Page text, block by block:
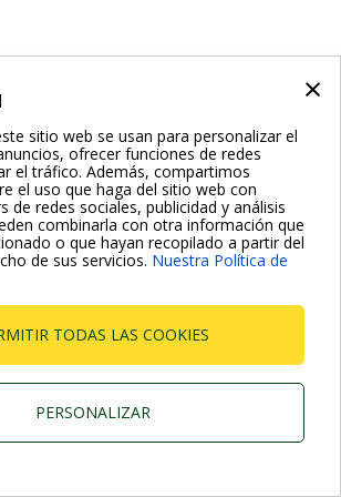
×
sitio web se usan para personalizar el
ofrecer funciones de redes
el tráfico. Además, compartimos
el uso que haga del sitio web con
de redes sociales, publicidad y análisis
combinarla con otra información que
o que hayan recopilado a partir del
de sus servicios. Nuestra Política de
TODAS LAS COOKIES
PERSONALIZAR